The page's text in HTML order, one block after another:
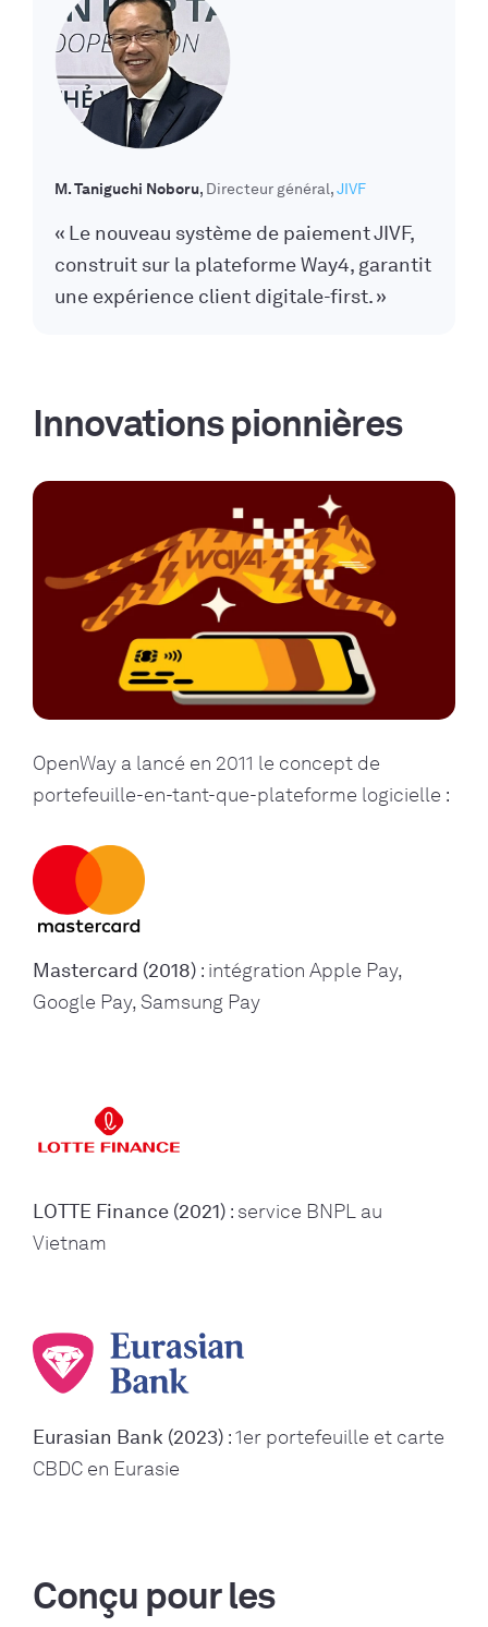
M. Taniguchi Noboru Directeur général JIVF
« Le nouveau système de paiement JIVF,
construit sur la plateforme Way4, garantit
une expérience client digitale-first. »
Innovations pionnières
OpenWay a lancé en 2011 le concept de
portefeuille-en-tant-que-plateforme logicielle :
Mastercard (2018) : intégration Apple Pay,
Google Pay, Samsung Pay
LOTTE Finance (2021) : service BNPL au
Vietnam
Eurasian Bank (2023) : 1er portefeuille et carte
CBDC en Eurasie
Conçu pour les